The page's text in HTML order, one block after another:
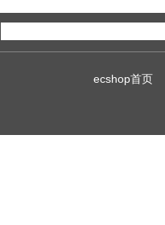
ecshop首页